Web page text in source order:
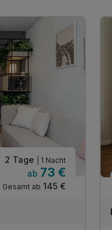
2 Tage | 1 Nacht
ab 73 €
Gesamt ab 145 €